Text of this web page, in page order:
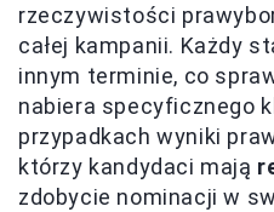
rzeczywistości
całej kampanii. Każdy
innym terminie, co
nabiera specyficznego
przypadkach wyniki
którzy kandydaci mają
zdobycie nominacji w